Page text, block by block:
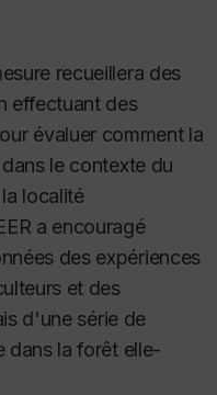
recueillera des
effectuant des
évaluer comment la
le contexte du
localité
a encouragé
des expériences
et des
d'une série de
dans la forêt elle-